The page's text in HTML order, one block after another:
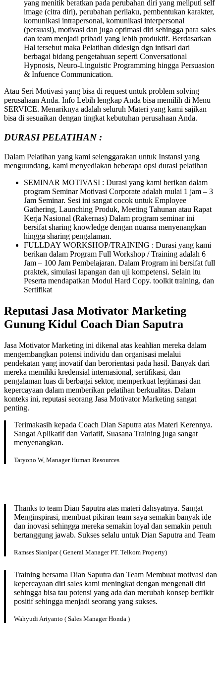
yang menitik beratkan pada perubahan diri yang meliputi self
image (citra diri), perubahan perilaku, pembentukan karakter,
komunikasi intrapersonal, komunikasi interpersonal
(persuasi), motivasi dan juga optimasi diri sehingga para sales
dan team menjadi pribadi yang lebih produktif. Berdasarkan
Hal tersebut maka Pelatihan didesign dgn intisari dari
berbagai bidang pengetahuan seperti Conversational
Hypnosis, Neuro-Linguistic Programming hingga Persuasion
& Infuence Communication.
Atau Seri Motivasi yang bisa di request untuk problem solving
perusahaan Anda. Info Lebih lengkap Anda bisa memilih di Menu
SERVICE. Menariknya adalah seluruh Materi yang kami sajikan
bisa di sesuaikan dengan tingkat kebutuhan perusahaan Anda.
DURASI PELATIHAN :
Dalam Pelatihan yang kami selenggarakan untuk Instansi yang
menguundang, kami menyediakan beberapa opsi durasi pelatihan
SEMINAR MOTIVASI : Durasi yang kami berikan dalam
program Seminar Motivasi Corporate adalah mulai 1 jam – 3
Jam Seminar. Sesi ini sangat cocok untuk Employee
Gathering, Launching Produk, Meeting Tahunan atau Rapat
Kerja Nasional (Rakernas) Dalam program seminar ini
bersifat sharing knowledge dengan nuansa menyenangkan
hingga sharing pengalaman.
FULLDAY WORKSHOP/TRAINING : Durasi yang kami
berikan dalam Program Full Workshop / Training adalah 6
Jam – 100 Jam Pembelajaran. Dalam Program ini bersifat full
praktek, simulasi lapangan dan uji kompetensi. Selain itu
Peserta mendapatkan Modul Hard Copy. toolkit training, dan
Sertifikat
Reputasi Jasa Motivator Marketing
Gunung Kidul Coach Dian Saputra
Jasa Motivator Marketing ini dikenal atas keahlian mereka dalam
mengembangkan potensi individu dan organisasi melalui
pendekatan yang inovatif dan berorientasi pada hasil. Banyak dari
mereka memiliki kredensial internasional, sertifikasi, dan
pengalaman luas di berbagai sektor, memperkuat legitimasi dan
kepercayaan dalam memberikan pelatihan berkualitas. Dalam
konteks ini, reputasi seorang Jasa Motivator Marketing sangat
penting.
Terimakasih kepada Coach Dian Saputra atas Materi Kerennya.
Sangat Aplikatif dan Variatif, Suasana Training juga sangat
menyenangkan.
Taryono W, Manager Human Resources
Thanks to team Dian Saputra atas materi dahsyatnya. Sangat
Menginspirasi, membuat pikiran team saya semakin banyak ide
dan inovasi sehingga mereka semakin loyal dan semakin penuh
bertanggung jawab. Sukses selalu untuk Dian Saputra and Team
Ramses Sianipar ( General Manager PT. Telkom Property)
Training bersama Dian Saputra dan Team Membuat motivasi dan
kepercayaan diri sales kami meningkat dengan mengenali diri
sehingga bisa tau potensi yang ada dan merubah konsep berfikir
positif sehingga menjadi seorang yang sukses.
Wahyudi Ariyanto ( Sales Manager Honda )